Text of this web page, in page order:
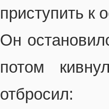
приступить к
Он
потом
отбросил: